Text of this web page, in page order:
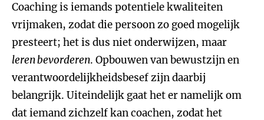
Coaching is iemands potentiele kwaliteiten
vrijmaken, zodat die persoon zo goed mogelijk
presteert; het is dus niet onderwijzen, maar
leren bevorderen. Opbouwen van bewustzijn en
verantwoordelijkheidsbesef zijn daarbij
belangrijk. Uiteindelijk gaat het er namelijk om
dat iemand zichzelf kan coachen, zodat het